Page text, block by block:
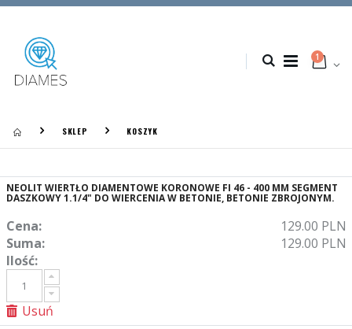
1
SKLEP KOSZYK
NEOLIT WIERTŁO DIAMENTOWE KORONOWE FI 46 - 400 MM SEGMENT
DASZKOWY 1.1/4" DO WIERCENIA W BETONIE, BETONIE ZBROJONYM.
Cena:
129.00 PLN
Suma:
129.00 PLN
Ilość:
Usuń